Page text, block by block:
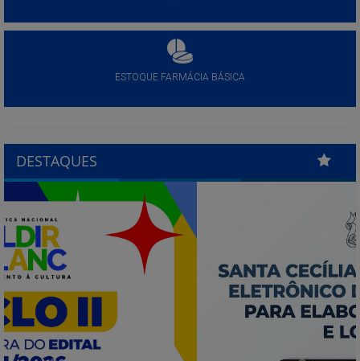
ESTOQUE FARMÁCIA BÁSICA
DESTAQUES
Previous Next